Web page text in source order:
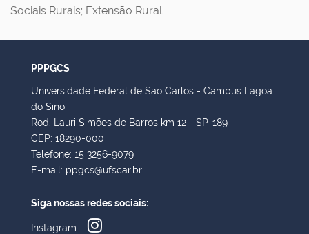
Sociais Rurais; Extensão Rural
PPPGCS
Universidade Federal de São Carlos - Campus Lagoa
do Sino
Rod. Lauri Simões de Barros km 12 - SP-189
CEP: 18290-000
Telefone: 15 3256-9079
E-mail: ppgcs@ufscar.br
Siga nossas redes sociais:
Instagram